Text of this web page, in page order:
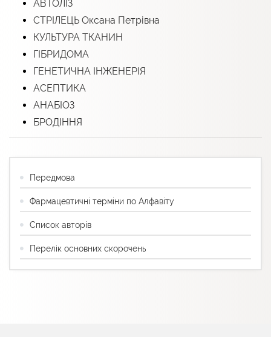
АВТОЛІЗ
СТРІЛЕЦЬ Оксана Петрівна
КУЛЬТУРА ТКАНИН
ГІБРИДОМА
ГЕНЕТИЧНА ІНЖЕНЕРІЯ
АСЕПТИКА
АНАБІОЗ
БРОДІННЯ
Передмова
Фармацевтичні терміни по Алфавіту
Список авторів
Перелік основних скорочень